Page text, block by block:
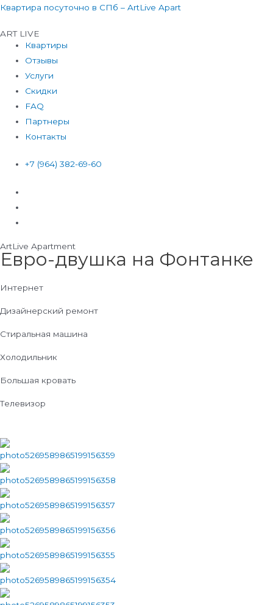
Перейти
содержимому
Квартира посуточно в СПб – ArtLive Apart
ART LIVE
Квартиры
Отзывы
Услуги
Скидки
FAQ
Партнеры
Контакты
+7 (964) 382-69-60
ArtLive Apartment
Евро-двушка на Фонтанке
Интернет
Дизайнерский ремонт
Стиральная машина
Холодильник
Большая кровать
Телевизор